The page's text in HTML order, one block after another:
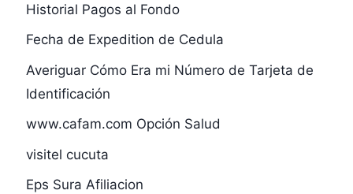
Historial Pagos al Fondo
Fecha de Expedition de Cedula
Averiguar Cómo Era mi Número de Tarjeta de
Identificación
www.cafam.com Opción Salud
visitel cucuta
Eps Sura Afiliacion